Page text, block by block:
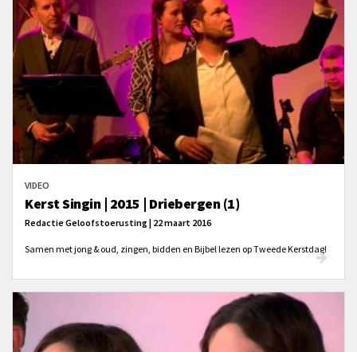
VIDEO
Kerst Singin | 2015 | Driebergen (1)
Redactie Geloofstoerusting | 22 maart 2016
Samen met jong & oud, zingen, bidden en Bijbel lezen op Tweede Kerstdag!